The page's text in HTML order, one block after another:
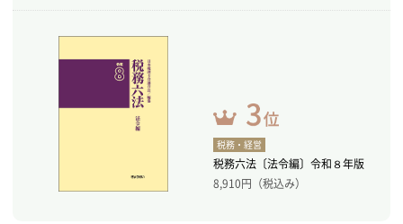
税務・経営
税務六法〔法令編〕令和８年版
8,910円（税込み）